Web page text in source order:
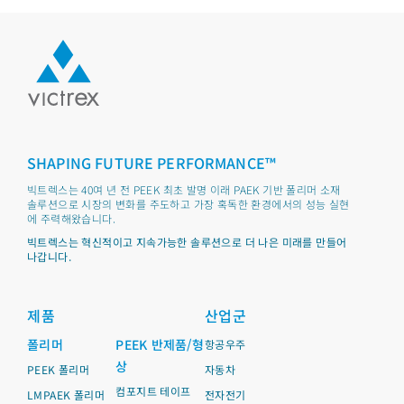
SHAPING FUTURE PERFORMANCE™
빅트렉스는 40여 년 전 PEEK 최초 발명 이래 PAEK 기반 폴리머 소재
솔루션으로 시장의 변화를 주도하고 가장 혹독한 환경에서의 성능 실현
에 주력해왔습니다.
빅트렉스는 혁신적이고 지속가능한 솔루션으로 더 나은 미래를 만들어
나갑니다.
제품
폴리머
PEEK 폴리머
LMPAEK 폴리머
PEEK 반제품/형
상
컴포지트 테이프
산업군
항공우주
자동차
전자전기